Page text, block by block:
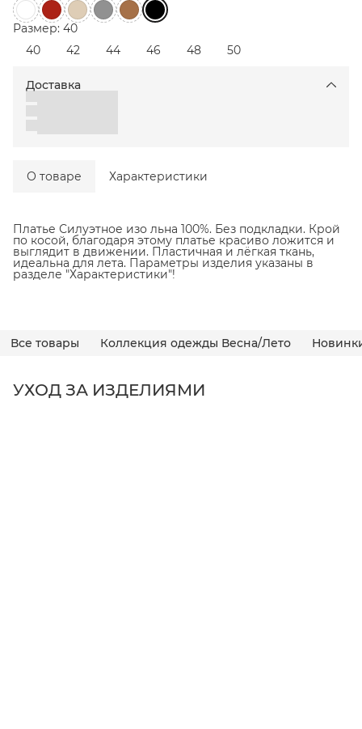
Размер: 40
40
42 44 46 48 50
Доставка
О товаре Характеристики
Платье Силуэтное изо льна 100%. Без подкладки. Крой
по косой, благодаря этому платье красиво ложится и
выглядит в движении. Пластичная и лёгкая ткань,
идеальна для лета. Параметры изделия указаны в
разделе "Характеристики"!
Все товары Коллекция одежды Весна/Лето
УХОД ЗА ИЗДЕЛИЯМИ